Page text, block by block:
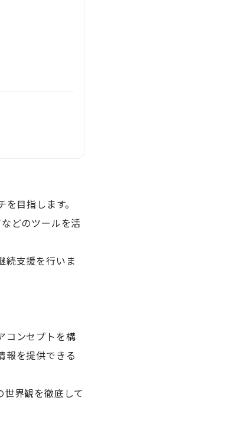
目指します。
どのツールを活
続支援を行いま
コンセプトを構
報を提供できる
界観を徹底して